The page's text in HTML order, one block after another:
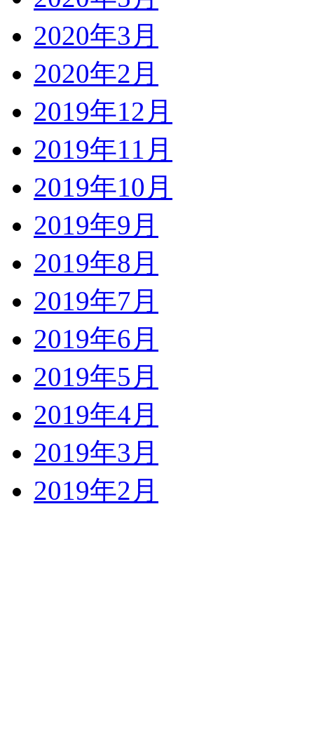
2020年3月
2020年2月
2019年12月
2019年11月
2019年10月
2019年9月
2019年8月
2019年7月
2019年6月
2019年5月
2019年4月
2019年3月
2019年2月